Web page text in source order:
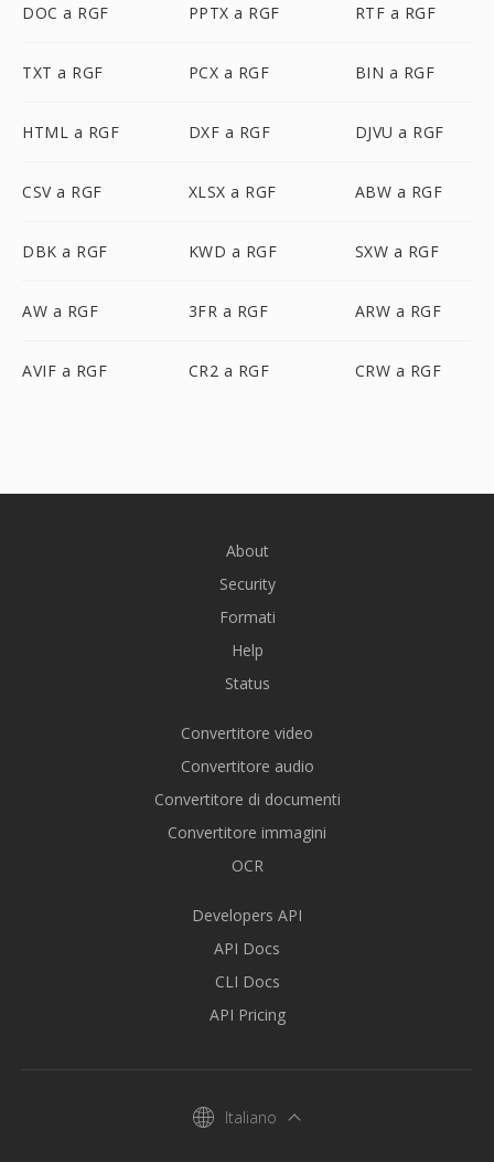
DOC a RGF PPTX a RGF RTF a RGF
TXT a RGF PCX a RGF BIN a RGF
HTML a RGF DXF a RGF DJVU a RGF
CSV a RGF XLSX a RGF ABW a RGF
DBK a RGF KWD a RGF SXW a RGF
AW a RGF 3FR a RGF ARW a RGF
AVIF a RGF CR2 a RGF CRW a RGF
About
Security
Formati
Help
Status
Convertitore video
Convertitore audio
Convertitore di documenti
Convertitore immagini
OCR
Developers API
API Docs
CLI Docs
API Pricing
Italiano